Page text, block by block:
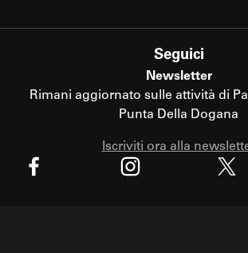
Seguici
Newsletter
Rimani aggiornato sulle attività di
Punta Della Dogana
Iscriviti ora alla